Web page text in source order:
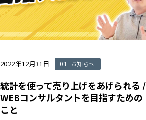
2022年12月31日 01_お知らせ
統計を使って売り上げをあげられる /
WEBコンサルタントを目指すための
こと